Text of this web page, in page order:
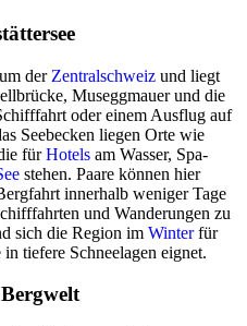
der Zentralschweiz und liegt
Museggmauer und die
oder einem Ausflug auf
Seebecken liegen Orte wie
fürHotels am Wasser, Spa-
stehen. Paare können hier
innerhalb weniger Tage
und Wanderungen zu
sich die Region im Winterfür
tiefere Schneelagen eignet.